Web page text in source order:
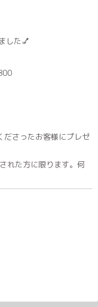
した💅
ださったお客様にプレゼ
れた方に限ります。何